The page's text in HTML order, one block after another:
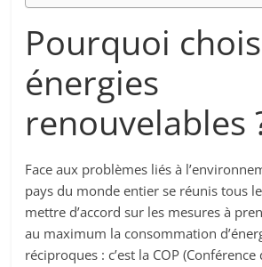
Pourquoi
énergies
renouvelables
Face aux problèmes liés à
pays du monde entier se réunis tous
mettre d’accord sur les mesures à
au maximum la consommation
réciproques : c’est la COP (Conférence